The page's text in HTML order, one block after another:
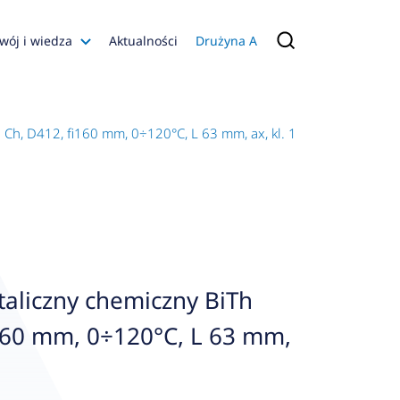
i wiedza
Konfiguratory
Aktualności Drużyna A
D412, fi160 mm, 0÷120°C, L 63 mm, ax, kl. 1
chemiczny BiTh
mm, 0÷120°C, L 63 mm,